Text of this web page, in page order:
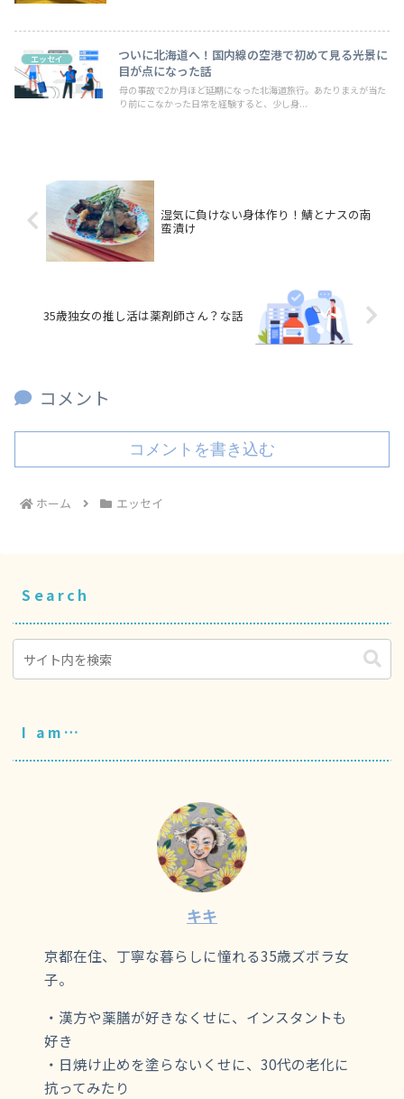
エッセイ
ついに北海道へ！国内線の空港で初めて見る光景に
目が点になった話
母の事故で2か月ほど延期になった北海道旅行。あたりまえが当た
り前にこなかった日常を経験すると、少し身...
湿気に負けない身体作り！鯖とナスの南
蛮漬け
35歳独女の推し活は薬剤師さん？な話
コメント
コメントを書き込む
ホーム エッセイ
Search
I am…
キキ
京都在住、丁寧な暮らしに憧れる35歳ズボラ女
子。
・漢方や薬膳が好きなくせに、インスタントも
好き
・日焼け止めを塗らないくせに、30代の老化に
抗ってみたり